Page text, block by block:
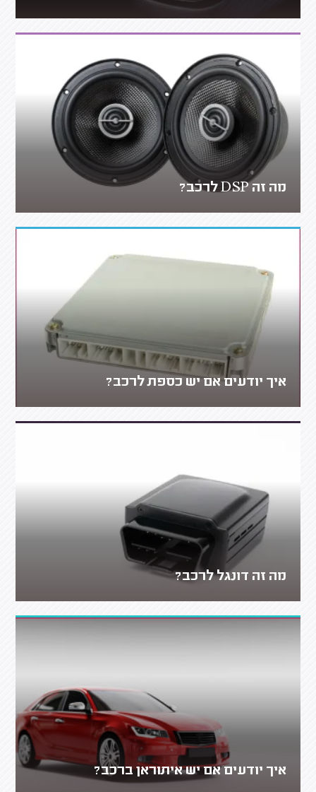
מה זה DSP לרכב?
איך יודעים אם יש כספת לרכב?
מה זה דונגל לרכב?
איך יודעים אם יש איתוראן ברכב?